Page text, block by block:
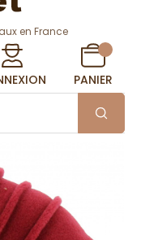
en France
PANIER